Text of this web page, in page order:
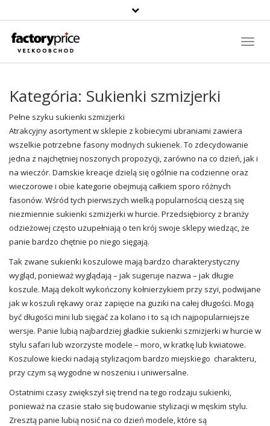
Szukaj
produktu
Kategória: Sukienki szmizjerki
Pełne szyku sukienki szmizjerki
Atrakcyjny asortyment w sklepie z kobiecymi ubraniami zawiera
wszelkie potrzebne fasony modnych sukienek. To zdecydowanie
jedna z najchętniej noszonych propozycji, zarówno na co dzień, jak i
na wieczór. Damskie kreacje dzielą się ogólnie na codzienne oraz
wieczorowe i obie kategorie obejmują całkiem sporo różnych
fasonów. Wśród tych pierwszych wielką popularnością cieszą się
niezmiennie sukienki szmizjerki w hurcie. Przedsiębiorcy z branży
odzieżowej często uzupełniają o ten krój swoje sklepy wiedząc, że
panie bardzo chętnie po niego sięgają.
Tak zwane sukienki koszulowe mają bardzo charakterystyczny
wygląd, ponieważ wyglądają – jak sugeruje nazwa – jak długie
koszule. Mają dekolt wykończony kołnierzykiem przy szyi, podwijane
jak w koszuli rękawy oraz zapięcie na guziki na całej długości. Mogą
być długości mini lub sięgać za kolano i to są ich najpopularniejsze
wersje. Panie lubią najbardziej gładkie sukienki szmizjerki w hurcie w
stylu safari lub wzorzyste modele – moro, w kratkę lub kwiatowe.
Koszulowe kiecki nadają stylizacjom bardzo miejskiego charakteru,
przy czym są wygodne w noszeniu i uniwersalne.
Ostatnimi czasy zwiększył się trend na tego rodzaju sukienki,
ponieważ na czasie stało się budowanie stylizacji w męskim stylu.
Zresztą panie lubią nosić na co dzień modele, które są